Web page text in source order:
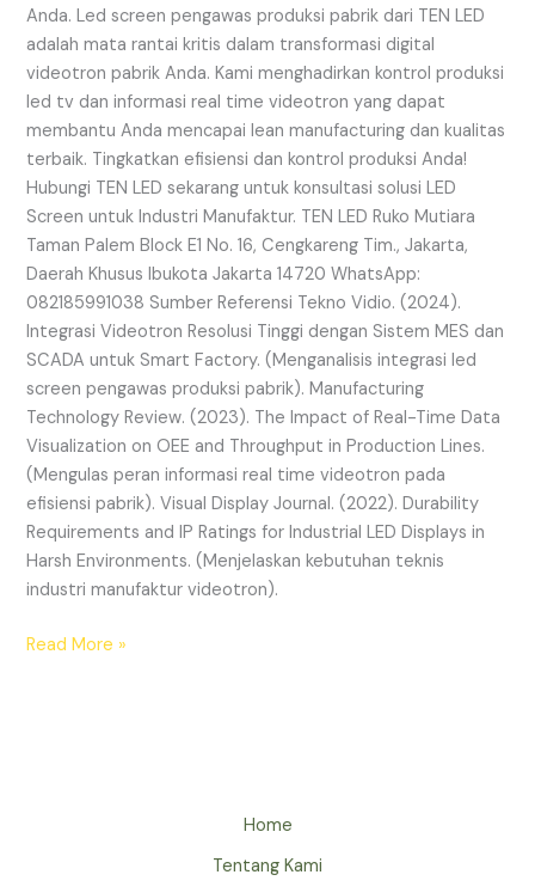
Anda. Led screen pengawas produksi pabrik dari TEN LED
adalah mata rantai kritis dalam transformasi digital
videotron pabrik Anda. Kami menghadirkan kontrol produksi
led tv dan informasi real time videotron yang dapat
membantu Anda mencapai lean manufacturing dan kualitas
terbaik. Tingkatkan efisiensi dan kontrol produksi Anda!
Hubungi TEN LED sekarang untuk konsultasi solusi LED
Screen untuk Industri Manufaktur. TEN LED Ruko Mutiara
Taman Palem Block E1 No. 16, Cengkareng Tim., Jakarta,
Daerah Khusus Ibukota Jakarta 14720 WhatsApp:
082185991038 Sumber Referensi Tekno Vidio. (2024).
Integrasi Videotron Resolusi Tinggi dengan Sistem MES dan
SCADA untuk Smart Factory. (Menganalisis integrasi led
screen pengawas produksi pabrik). Manufacturing
Technology Review. (2023). The Impact of Real-Time Data
Visualization on OEE and Throughput in Production Lines.
(Mengulas peran informasi real time videotron pada
efisiensi pabrik). Visual Display Journal. (2022). Durability
Requirements and IP Ratings for Industrial LED Displays in
Harsh Environments. (Menjelaskan kebutuhan teknis
industri manufaktur videotron).
Read More »
Home
Tentang Kami